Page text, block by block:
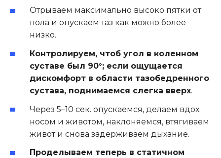
Отрываем максимально высоко пятки от
пола и опускаем таз как можно более
низко.
Контролируем, чтоб угол в коленном
суставе был 90°; если ощущается
дискомфорт в области тазобедренного
сустава, поднимаемся слегка вверх.
Через 5–10 сек. опускаемся, делаем вдох
носом и животом, наклоняемся, втягиваем
живот и снова задерживаем дыхание.
Проделываем теперь в статичном